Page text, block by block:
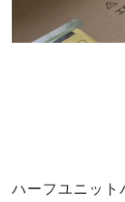
ハーフユニッ